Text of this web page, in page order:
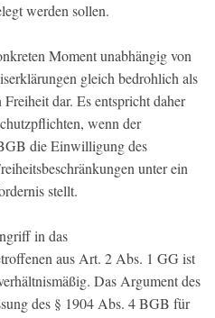
werden sollen.
Moment unabhängig von
gleich bedrohlich als
dar. Es entspricht daher
wenn der
die Einwilligung des
unter ein
stellt.
in das
aus Art. 2 Abs. 1 GG ist
Das Argument des
des § 1904 Abs. 4 BGB für